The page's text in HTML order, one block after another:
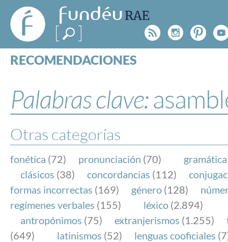
FundéuRAE
- Fundación
del Español
Urgente
Rss
RECOMENDACIONES
ESPECIALES
BLOG
NOTICIAS
SOBRE LA FUNDÉURAE
FundéuRAE es una fundación patrocinada por la
y la Real Academia Española, cuyo objetivo es
el buen uso del español en los medios de
Internet.
Palabras clave:
Otras categorías
fonética (72) pronunciación (70) gramática
clásicos (38) concordancias (112)
formas incorrectas (169) género (128)
regímenes verbales (155) léxico (2.894)
antropónimos (75) extranjerismos (1.255)
(649)
latinismos (52) lenguas cooficiales